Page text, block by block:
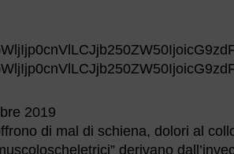
2019
di mal di schiena, dolori al
derivano